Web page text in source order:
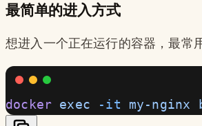
最简单的进入方式
想进入一个正在运行的容器，最常
docker exec -it my-nginx